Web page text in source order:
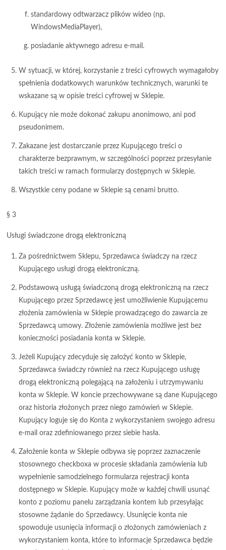
standardowy odtwarzacz plików wideo (np.
WindowsMediaPlayer),
posiadanie aktywnego adresu e-mail.
W sytuacji, w której, korzystanie z treści cyfrowych wymagałoby
spełnienia dodatkowych warunków technicznych, warunki te
wskazane są w opisie treści cyfrowej w Sklepie.
Kupujący nie może dokonać zakupu anonimowo, ani pod
pseudonimem.
Zakazane jest dostarczanie przez Kupującego treści o
charakterze bezprawnym, w szczególności poprzez przesyłanie
takich treści w ramach formularzy dostępnych w Sklepie.
Wszystkie ceny podane w Sklepie są cenami brutto.
§ 3
Usługi świadczone drogą elektroniczną
Za pośrednictwem Sklepu, Sprzedawca świadczy na rzecz
Kupującego usługi drogą elektroniczną.
Podstawową usługą świadczoną drogą elektroniczną na rzecz
Kupującego przez Sprzedawcę jest umożliwienie Kupującemu
złożenia zamówienia w Sklepie prowadzącego do zawarcia ze
Sprzedawcą umowy. Złożenie zamówienia możliwe jest bez
konieczności posiadania konta w Sklepie.
Jeżeli Kupujący zdecyduje się założyć konto w Sklepie,
Sprzedawca świadczy również na rzecz Kupującego usługę
drogą elektroniczną polegającą na założeniu i utrzymywaniu
konta w Sklepie. W koncie przechowywane są dane Kupującego
oraz historia złożonych przez niego zamówień w Sklepie.
Kupujący loguje się do Konta z wykorzystaniem swojego adresu
e-mail oraz zdefiniowanego przez siebie hasła.
Założenie konta w Sklepie odbywa się poprzez zaznaczenie
stosownego checkboxa w procesie składania zamówienia lub
wypełnienie samodzielnego formularza rejestracji konta
dostępnego w Sklepie. Kupujący może w każdej chwili usunąć
konto z poziomu panelu zarządzania kontem lub przesyłając
stosowne żądanie do Sprzedawcy. Usunięcie konta nie
spowoduje usunięcia informacji o złożonych zamówieniach z
wykorzystaniem konta, które to informacje Sprzedawca będzie